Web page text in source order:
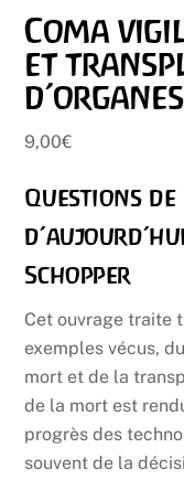
Coma
et
d’organes
9,00€
Questions de
Schopper
Cet ouvrage traite
exemples vécus,
mort et de la
de la mort est
progrès des
souvent de la